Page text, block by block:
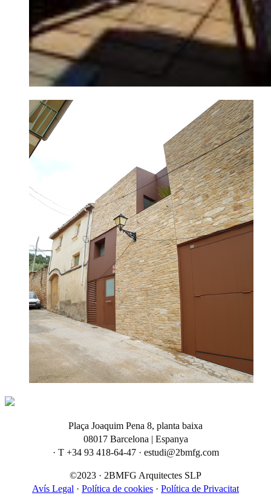
Plaça Joaquim Pena 8, planta baixa
08017 Barcelona | Espanya
· T +34 93 418-64-47 · estudi@2bmfg.com
©2023 · 2BMFG Arquitectes SLP
Avís Legal · Política de cookies · Política de Privacitat